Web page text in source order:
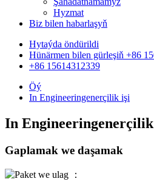
Hyzmat
Biz bilen habarlaşyň
Hytaýda öndürildi
Hünärmen bilen gürleşiň +86
+86 15614312339
Öý
In Engineeringenerçilik işi
In
Gaplamak we daşamak